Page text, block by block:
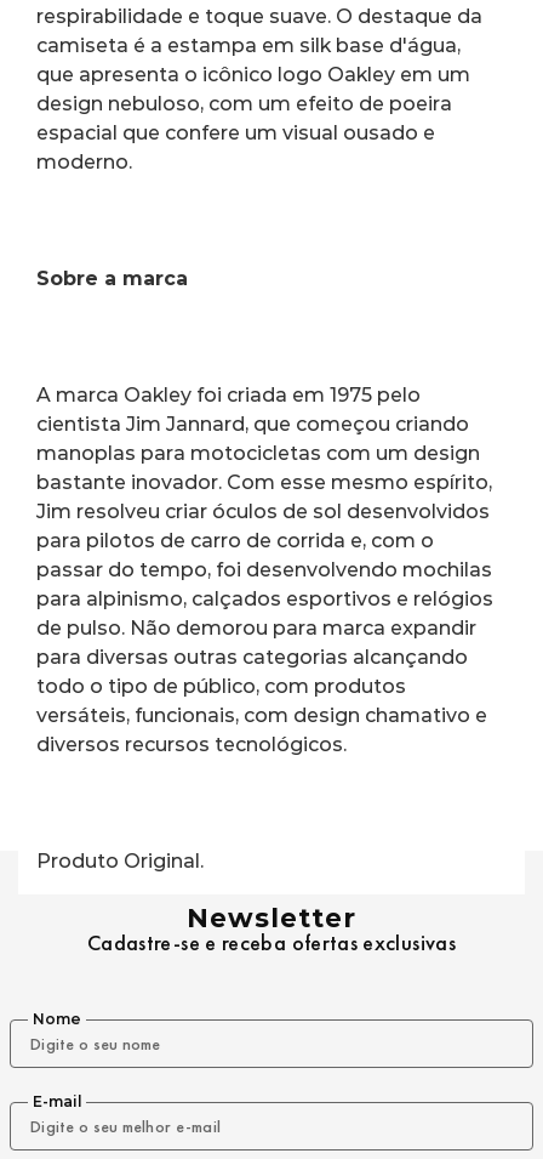
respirabilidade e toque suave. O destaque da
camiseta é a estampa em silk base d'água,
que apresenta o icônico logo Oakley em um
design nebuloso, com um efeito de poeira
espacial que confere um visual ousado e
moderno.
Sobre a marca
A marca Oakley foi criada em 1975 pelo
cientista Jim Jannard, que começou criando
manoplas para motocicletas com um design
bastante inovador. Com esse mesmo espírito,
Jim resolveu criar óculos de sol desenvolvidos
para pilotos de carro de corrida e, com o
passar do tempo, foi desenvolvendo mochilas
para alpinismo, calçados esportivos e relógios
de pulso. Não demorou para marca expandir
para diversas outras categorias alcançando
todo o tipo de público, com produtos
versáteis, funcionais, com design chamativo e
diversos recursos tecnológicos.
Produto Original.
Newsletter
Cadastre-se e receba ofertas exclusivas
Nome
E-mail